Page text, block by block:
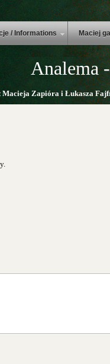
/ Informations Maciej
Analema
Macieja Zapióra i Łukasza